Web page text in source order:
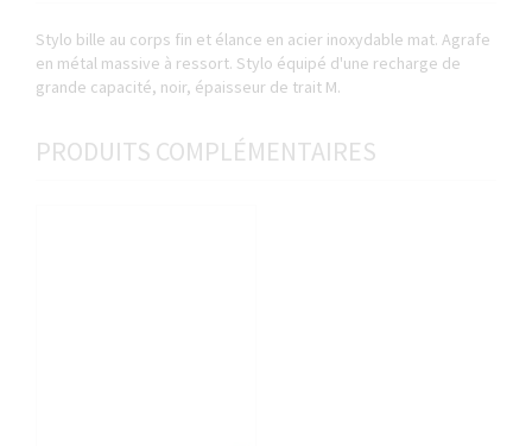
Stylo bille au corps fin et élance en acier inoxydable mat. Agrafe
en métal massive à ressort. Stylo équipé d'une recharge de
grande capacité, noir, épaisseur de trait M.
PRODUITS COMPLÉMENTAIRES